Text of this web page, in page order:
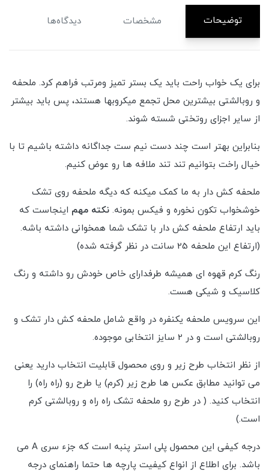
توضیحات مشخصات دیدگاه‌ها
برای یک خواب راحت باید یک بستر تمیز ومرتب فراهم کرد. ملحفه
و روبالشتی بیشترین محل تجمع میکروبها هستند، پس باید بیشتر
از سایر اجزای روتختی شسته شوند.
بنابراین بهتر است چند دست نیم ست جداگانه داشته باشیم تا با
خیال راخت بتوانیم تند تند ملافه ها رو عوض کنیم.
ملحفه کش دار به ما کمک میکنه که دیگه ملحفه روی تشک
خوشخواب تکون نخوره و فیکس بمونه. نکته مهم اینجاست که
باید ارتفاع ملحفه کش دار با تشک شما همخوانی داشته باشه.
(ارتفاع این ملحفه 25 سانت در نظر گرفته شده)
رنگ کرم قهوه ای همیشه طرفدارای خاص خودش رو داشته و رنگ
کلاسیک و شیکی هست.
این سرویس ملحفه یکنفره در واقع شامل ملحفه کش دار تشک و
روبالشتی است و در 2 سایز انتخابی موجوده.
از نظر انتخاب طرح زیر و روی محصول قابلیت انتخاب دارید یعنی
می توانید مطابق عکس ها طرح زیر (کرم) یا طرح رو (راه راه) را
انتخاب کنید. ( در طرح رو ملحفه تشک راه راه و روبالشتی کرم
است.)
درجه کیفی این محصول پلی استر پنبه است که جزء سری A می
باشد. برای اطلاع از انواع کیفیت پارچه ها حتما راهنمای درجه